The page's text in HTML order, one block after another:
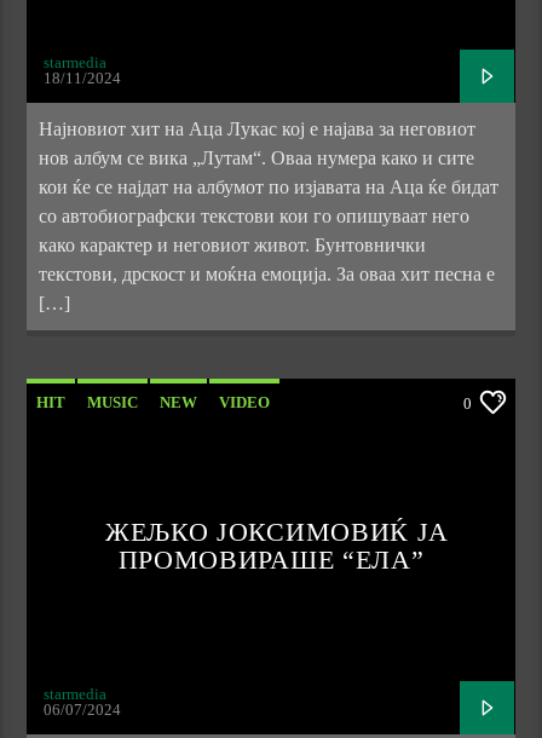
starmedia
18/11/2024
Најновиот хит на Аца Лукас кој е најава за неговиот
нов албум се вика „Лутам“. Оваа нумера како и сите
кои ќе се најдат на албумот по изјавата на Аца ќе бидат
со автобиографски текстови кои го опишуваат него
како карактер и неговиот живот. Бунтовнички
текстови, дрскост и моќна емоција. За оваа хит песна е
[…]
HIT MUSIC NEW VIDEO 0
ЖЕЉКО ЈОКСИМОВИЌ ЈА
ПРОМОВИРАШЕ “ЕЛА”
starmedia
06/07/2024